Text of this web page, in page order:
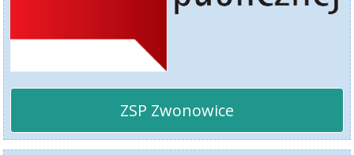
ZSP Zwonowice